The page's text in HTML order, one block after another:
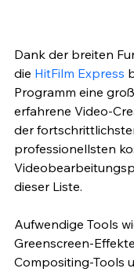
Dank der breiten
die HitFilm Express
Programm eine
erfahrene Video-
der
professionellsten
dieser Liste.
Aufwendige Tools
Greenscreen-
Compositing-Tools